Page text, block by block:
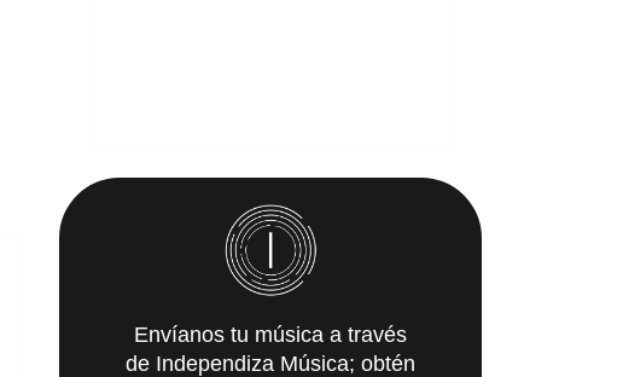
Envíanos tu música a través
de Independiza Música; obtén